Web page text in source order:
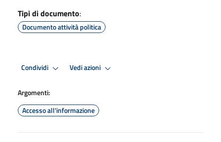
Tipi di documento:
Documento attività politica
Condividi Vedi azioni
Argomenti:
Accesso all'informazione